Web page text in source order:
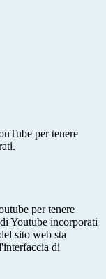
per tenere
per tenere
Youtube incorporati
sito web sta
di